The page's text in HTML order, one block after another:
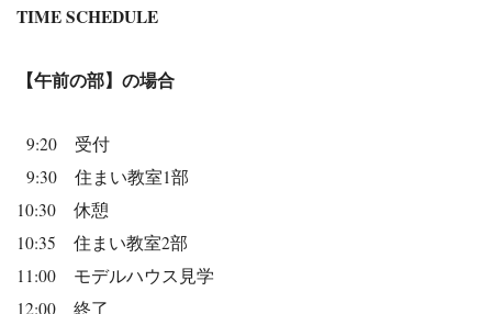
TIME SCHEDULE
【午前の部】の場合
9:20 受付
9:30 住まい教室1部
10:30 休憩
10:35 住まい教室2部
11:00 モデルハウス見学
12:00 終了